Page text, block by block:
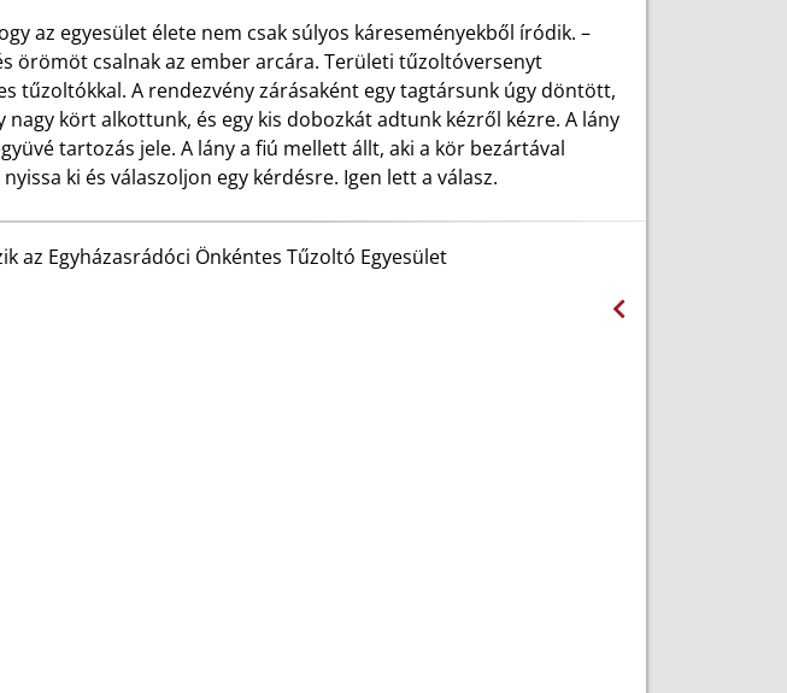
az egyesület élete nem csak súlyos káreseményekből íródik. –
örömöt csalnak az ember arcára. Területi tűzoltóversenyt
tűzoltókkal. A rendezvény zárásaként egy tagtársunk úgy döntött,
nagy kört alkottunk, és egy kis dobozkát adtunk kézről kézre. A lány
tartozás jele. A lány a fiú mellett állt, aki a kör bezártával
ki és válaszoljon egy kérdésre. Igen lett a válasz.
az Egyházasrádóci Önkéntes Tűzoltó Egyesület